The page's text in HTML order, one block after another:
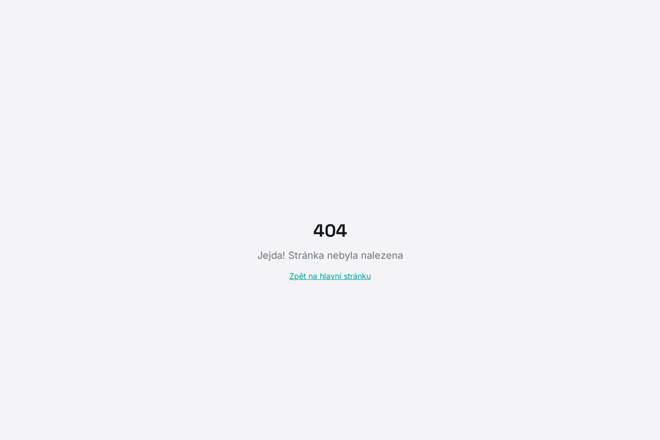
404
Jejda! Stránka nebyla nalezena
Zpět na hlavní stránku